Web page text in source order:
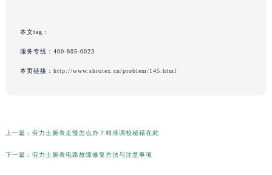
本文tag：
服务专线： 400-805-0023
本页链接： http://www.shrolex.cn/problem/145.html
上一篇： 劳力士腕表走慢怎么办？精准调校秘籍在此
下一篇： 劳力士腕表电路故障修复方法与注意事项